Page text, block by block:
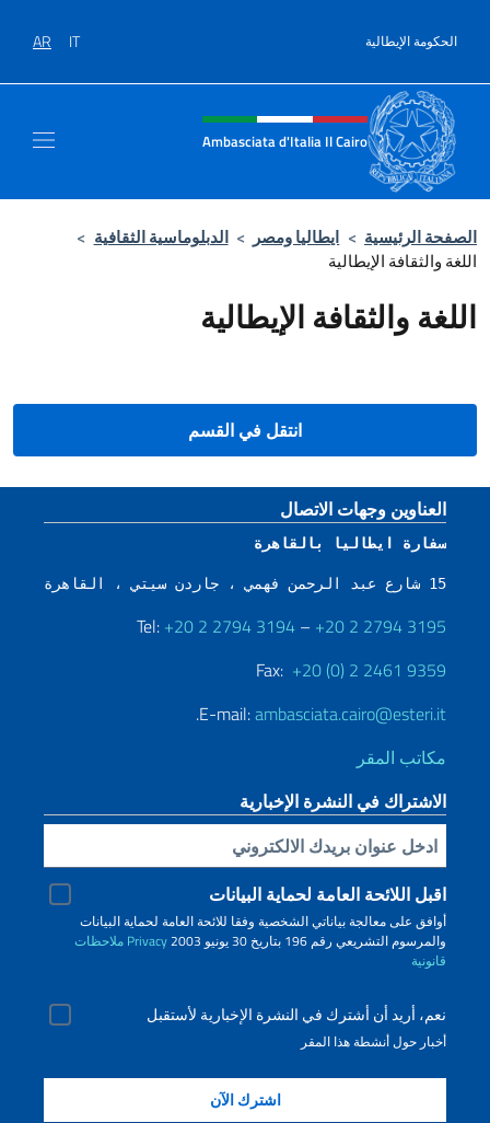
الحكومة الإيطالية IT
AR
Intestazione sito, social e menù
Ambasciata d'Italia Il Cairo
الصفحة الرئيسية > ايطاليا ومصر > الدبلوماسية الثقافية >
اللغة والثقافة الإيطالية
اللغة والثقافة الإيطالية
انتقل في القسم
قسم التذييل
العناوين وجهات الاتصال
سفارة ايطاليا بالقاهرة
15 شارع عبد الرحمن فهمي ، جاردن سيتي ، القاهرة ، مصر
Tel: +20 2 2794 3194 – +20 2 2794 3195
Fax: +20 (0) 2 2461 9359
E-mail:ambasciata.cairo@esteri.it
.
مكاتب المقر
الاشتراك في النشرة الإخبارية
Inserisci la tua email
اقبل اللائحة العامة لحماية البيانات
أوافق على معالجة بياناتي الشخصية وفقا للائحة العامة لحماية البيانات
والمرسوم التشريعي رقم 196 بتاريخ 30 يونيو 2003
Privacy ملاحظات
قانونية
نعم، أريد أن أشترك في النشرة الإخبارية لأستقبل
أخبار حول أنشطة هذا المقر